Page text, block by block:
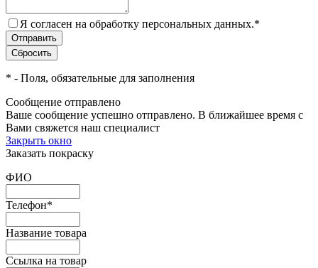
Я согласен на обработку персональных данных.*
* - Поля, обязательные для заполнения
Сообщение отправлено
Ваше сообщение успешно отправлено. В ближайшее время с
Вами свяжется наш специалист
Закрыть окно
Заказать покраску
ФИО
Телефон*
Название товара
Ссылка на товар